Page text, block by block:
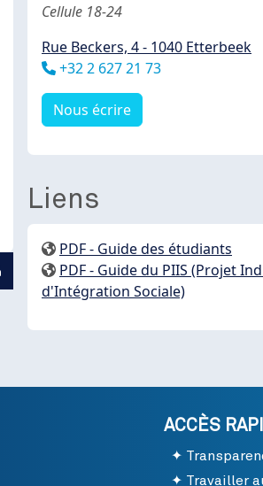
Body
Cellule 18-24
Rue Beckers, 4 - 1040 Etterbeek
Téléphone
+32 2 627 21 73
Nous écrire
Liens
PDF - Guide des étudiants
PDF - Guide du PIIS (Projet
d'Intégration Sociale)
ACCÈS
Travailler